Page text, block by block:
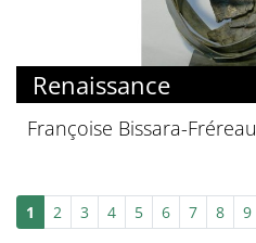
Renaissance
Françoise Bissara-Fréreau
1 2 3 4 5 6 7 8 9